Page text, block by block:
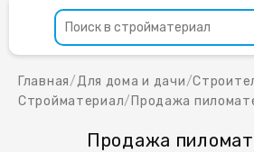
Главная/Для дома и дачи/
Стройматериал/ Продажа
Продажа